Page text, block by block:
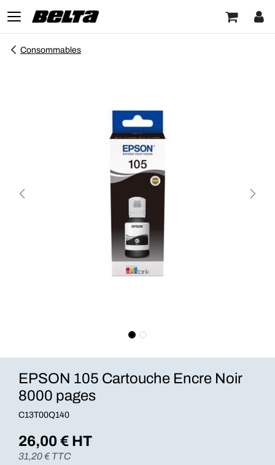
Consommables
EPSON 105 Cartouche Encre Noir
8000 pages
C13T00Q140
26,00€ HT
31,20€ TTC